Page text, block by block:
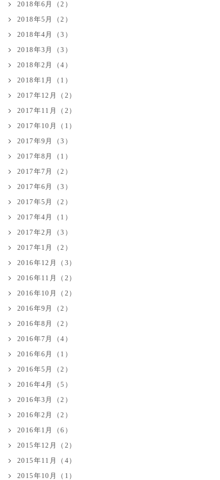
2018年6月（2）
2018年5月（2）
2018年4月（3）
2018年3月（3）
2018年2月（4）
2018年1月（1）
2017年12月（2）
2017年11月（2）
2017年10月（1）
2017年9月（3）
2017年8月（1）
2017年7月（2）
2017年6月（3）
2017年5月（2）
2017年4月（1）
2017年2月（3）
2017年1月（2）
2016年12月（3）
2016年11月（2）
2016年10月（2）
2016年9月（2）
2016年8月（2）
2016年7月（4）
2016年6月（1）
2016年5月（2）
2016年4月（5）
2016年3月（2）
2016年2月（2）
2016年1月（6）
2015年12月（2）
2015年11月（4）
2015年10月（1）